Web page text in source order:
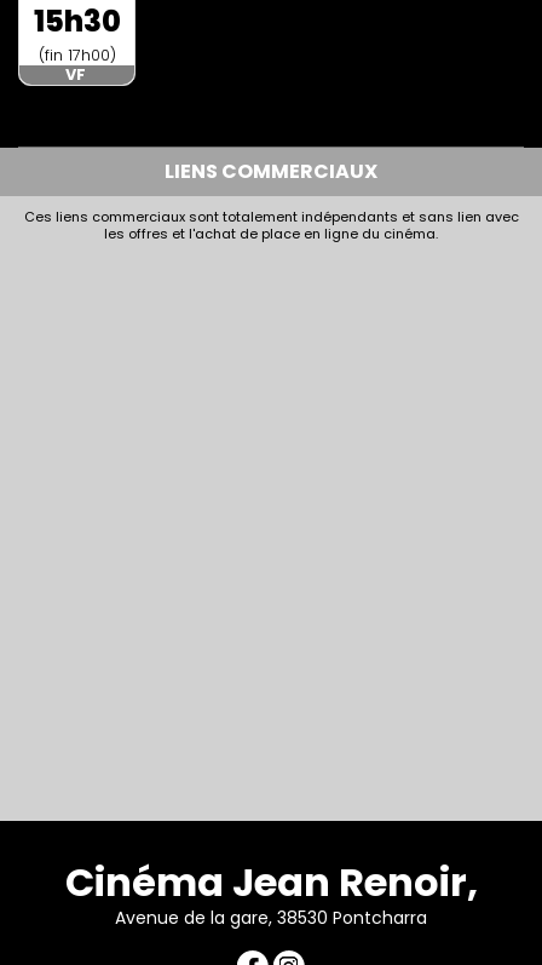
15h30
(fin 17h00)
VF
LIENS COMMERCIAUX
Ces liens commerciaux sont totalement indépendants et sans lien avec
les offres et l'achat de place en ligne du cinéma.
Cinéma Jean Renoir,
Avenue de la gare, 38530 Pontcharra